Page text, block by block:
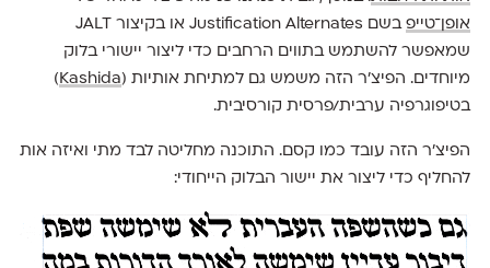
אופן־טייפ
בשם Justification Alternates או בקיצור JALT
שמאפשר להשתמש בתווים הרחבים כדי ליצור יישורי בלוק
מיוחדים. הפיצ׳ר הזה משמש גם למתיחת אותיות (Kashida
)
בטיפוגרפיה ערבית/פרסית קורסיבית.
הפיצ׳ר הזה עובד כמו קסם. התוכנה מחליטה לבד מתי ואיזה אות
להחליף כדי ליצור את יישור הבלוק הייחודי: